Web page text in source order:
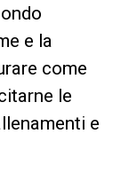
e la
come
le
e